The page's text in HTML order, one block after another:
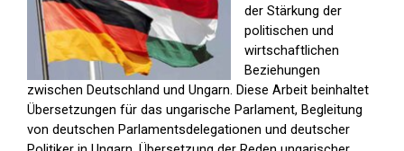
der Stärkung der
politischen und
wirtschaftlichen
Beziehungen
zwischen Deutschland und Ungarn. Diese Arbeit beinhaltet
Übersetzungen für das ungarische Parlament, Begleitung
von deutschen Parlamentsdelegationen und deutscher